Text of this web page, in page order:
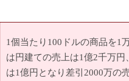
1個当たり100ドルの商品を1
は円建ての売上は1億2千万
は1億円となり差引2000万の